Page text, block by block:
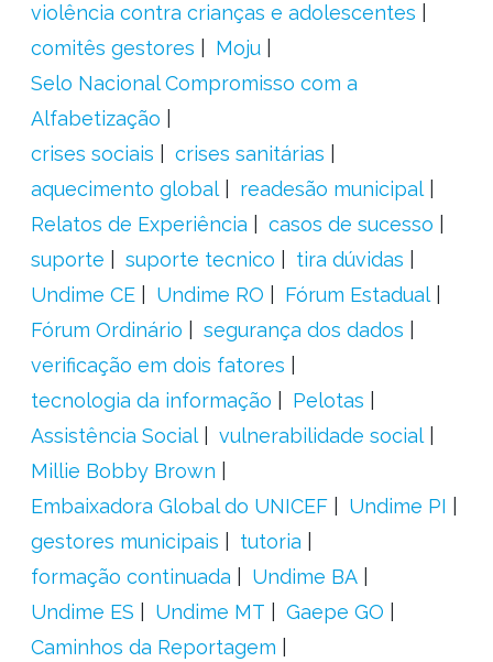
violência contra crianças e adolescentes
comitês gestores
Moju
Selo Nacional Compromisso com a
Alfabetização
crises sociais
crises sanitárias
aquecimento global
readesão municipal
Relatos de Experiência
casos de sucesso
suporte
suporte tecnico
tira dúvidas
Undime CE
Undime RO
Fórum Estadual
Fórum Ordinário
segurança dos dados
verificação em dois fatores
tecnologia da informação
Pelotas
Assistência Social
vulnerabilidade social
Millie Bobby Brown
Embaixadora Global do UNICEF
Undime PI
gestores municipais
tutoria
formação continuada
Undime BA
Undime ES
Undime MT
Gaepe GO
Caminhos da Reportagem